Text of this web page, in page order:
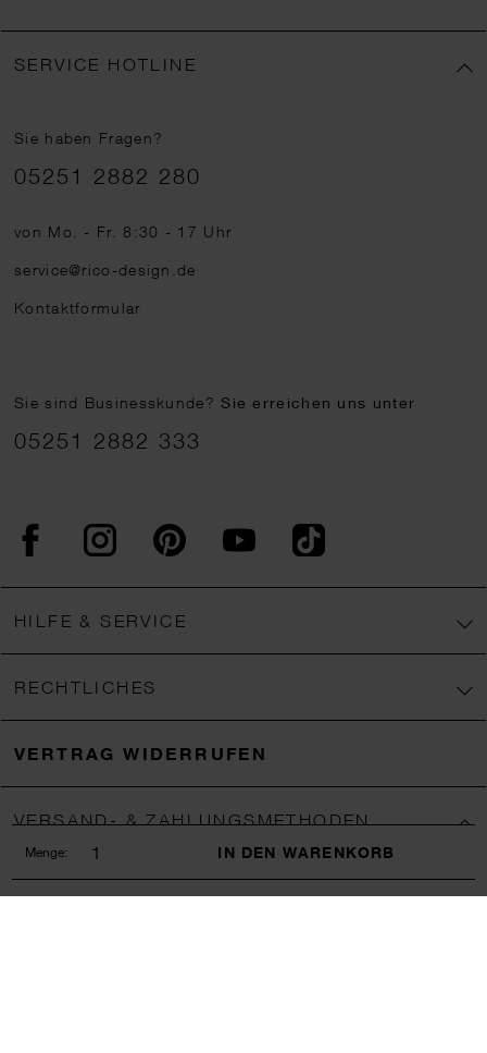
Menge: IN DEN WARENKORB
SERVICE HOTLINE
Sie haben Fragen?
Telefonnummer
05251 2882 280
von Mo. - Fr. 8:30 - 17 Uhr
service@rico-design.de
Kontaktformular
Sie sind Businesskunde?Sie erreichen uns unter
05251 2882 333
FacebookInstagram PinterestYouTubeTikTok
HILFE & SERVICE
RECHTLICHES
VERTRAG WIDERRUFEN
VERSAND- & ZAHLUNGSMETHODEN